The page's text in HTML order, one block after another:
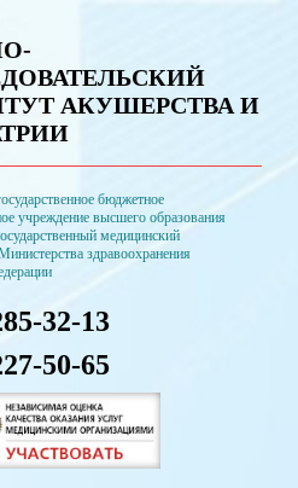
АКУШЕРСТВА И
бюджетное
учреждение высшего образования
медицинский
здравоохранения
32-13
50-65